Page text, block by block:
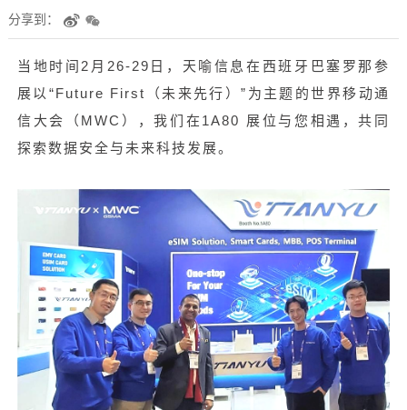
分享到：
当地时间2月26-29日，天喻信息在西班牙巴塞罗那参
展以“Future First（未来先行）”为主题的世界移动通
信大会（MWC），我们在1A80 展位与您相遇，共同
探索数据安全与未来科技发展。